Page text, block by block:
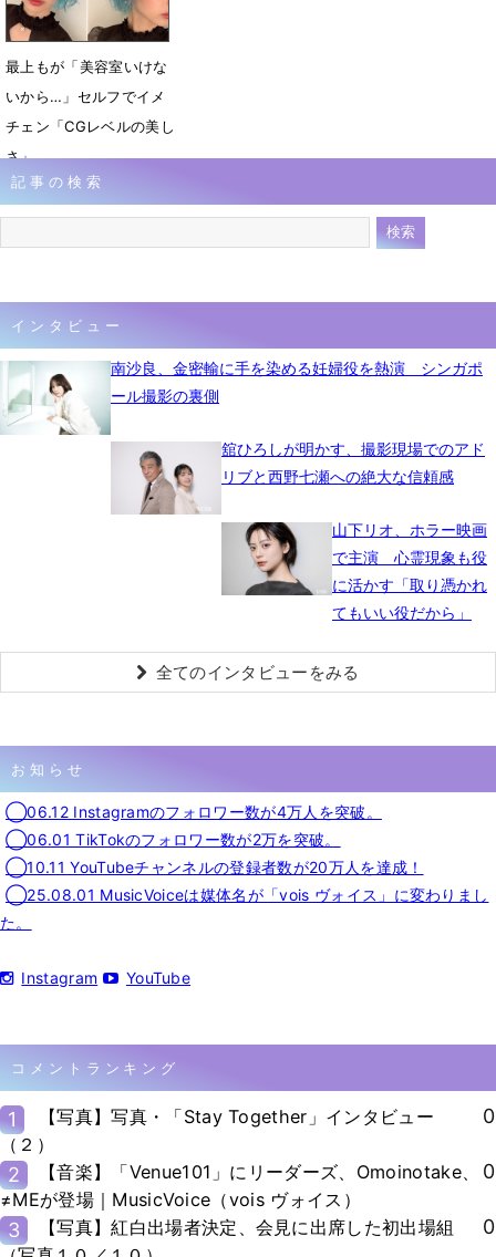
最上もが「美容室いけな
いから…」セルフでイメ
チェン「CGレベルの美し
さ」
4月30日 10時48分
記事の検索
インタビュー
南沙良、金密輸に手を染める妊婦役を熱演 シンガポ
ール撮影の裏側
舘ひろしが明かす、撮影現場でのアド
リブと西野七瀬への絶大な信頼感
山下リオ、ホラー映画
で主演 心霊現象も役
に活かす「取り憑かれ
てもいい役だから」
全てのインタビューをみる
お知らせ
◯06.12 Instagramのフォロワー数が4万人を突破。
◯06.01 TikTokのフォロワー数が2万を突破。
◯10.11 YouTubeチャンネルの登録者数が20万人を達成！
◯25.08.01 MusicVoiceは媒体名が「vois ヴォイス」に変わりまし
た。
Instagram YouTube
コメントランキング
1
【写真】写真・「Stay Together」インタビュー
（２）
0
2
【音楽】「Venue101」にリーダーズ、Omoinotake、
≠MEが登場｜MusicVoice（vois ヴォイス）
0
3
【写真】紅白出場者決定、会見に出席した初出場組
0